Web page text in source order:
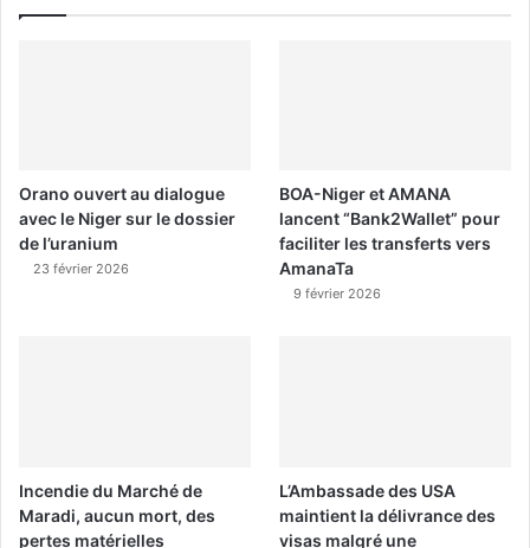
Orano ouvert au dialogue
avec le Niger sur le dossier
de l’uranium
23 février 2026
BOA-Niger et AMANA
lancent “Bank2Wallet” pour
faciliter les transferts vers
AmanaTa
9 février 2026
Incendie du Marché de
Maradi, aucun mort, des
pertes matérielles
L’Ambassade des USA
maintient la délivrance des
visas malgré une